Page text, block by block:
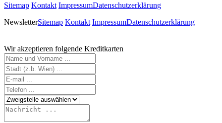
Sitemap Kontakt ImpressumDatenschutzerklärung
NewsletterSitemap Kontakt ImpressumDatenschutzerklärung
Wir akzeptieren folgende Kreditkarten